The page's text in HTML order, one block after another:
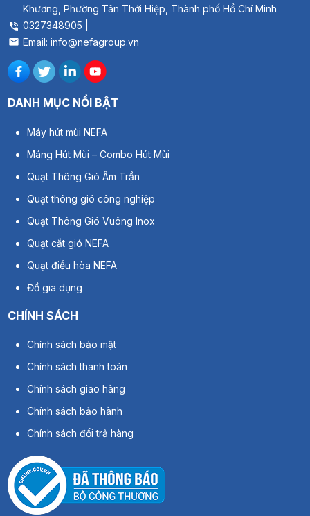
2. Thông số kỹ thuậtMC-DC-JYSeries
3. Công nghệ & Tính năng nổi bật
NEFA MC-DC-JYSeriesđược phát triển dựa trên triết lý
giản công nghệ – tối đa hiệu quả
áp suất dương ổn định, lọc khí y tế và động cơ EC hiệu
suất cao.
3.1 Nguyên lý áp suất dương
Hệ thống tạo áp lực bên trong cao hơn bên ngoài, giúp
khí luôn lưu thông một chiều từ trong ra ngoài
Khương, Phường Tân Thới Hiệp, Thành phố Hồ Chí Minh
0327348905 |
Email: info@nefagroup.vn
DANH MỤC NỔI BẬT
Máy hút mùi NEFA
Máng Hút Mùi – Combo Hút Mùi
Quạt Thông Gió Âm Trần
Quạt thông gió công nghiệp
Quạt Thông Gió Vuông Inox
Quạt cắt gió NEFA
Quạt điều hòa NEFA
Đồ gia dụng
CHÍNH SÁCH
Chính sách bảo mật
Chính sách thanh toán
Chính sách giao hàng
Chính sách bảo hành
Chính sách đổi trả hàng